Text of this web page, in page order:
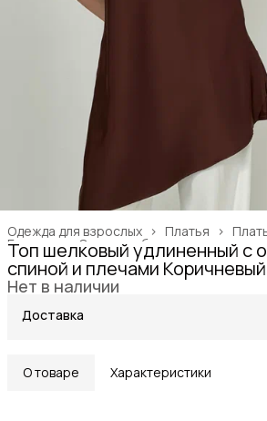
Платья ›
Одежда для взрослых ›
Одежда, обувь и аксессуары
Главная ›
Топ шелковый удлиненный с
спиной и плечами
Нет в наличии
Доставка
О товаре Характеристики